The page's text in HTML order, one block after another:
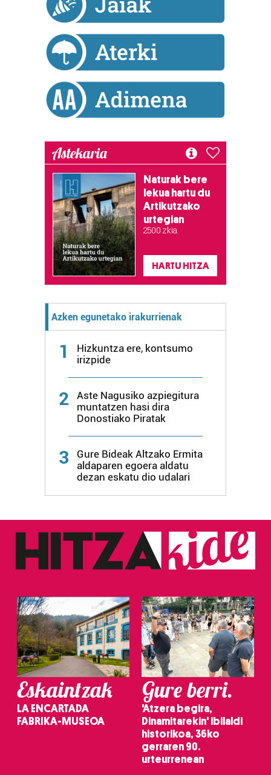
duten interes legitimoa eta horren aurka nola egin
dezakezun ikusteko.
Lortu zure datu pertsonalak prozesatzeko moduari
buruzko informazio gehiago eta ezarri zure lehentasunak
zure baimena Cookieen adierazpenean.
Webgune honek cookie propioak eta hirugarrenen cookie-
zerbitzuak hobetzeko asmoz, cookie teknologiaz
baliatzen gara. Ohar hau onartuz gero, teknologia hori
erabiltzeko baimen esplizitua ematen diguzu.Gehiago
Astekaria
Naturak bere
lekua hartu du
Artikutzako
urtegian
2.500 zkia.
HARTU HITZA
Azken egunetako irakurrienak
1
Hizkuntza ere, kontsumo
irizpide
2
Aste Nagusiko azpiegitura
muntatzen hasi dira
Donostiako Piratak
3
Gure Bideak Altzako Ermita
aldaparen egoera aldatu
dezan eskatu dio udalari
Eskaintzak
LA ENCARTADA
FABRIKA-MUSEOA
Gure berri.
'Atzera begira,
Dinamitarekin' ibilaldi
historikoa, 36ko
gerraren 90.
urteurrenean